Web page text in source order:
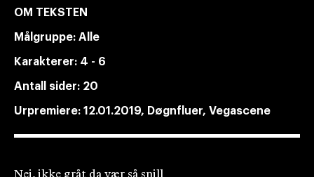
OM TEKSTEN
Målgruppe: Alle
Karakterer: 4 - 6
Antall sider: 20
Urpremiere: 12.01.2019, Døgnfluer, Vegascene
Nei, ikke gråt da vær så snill